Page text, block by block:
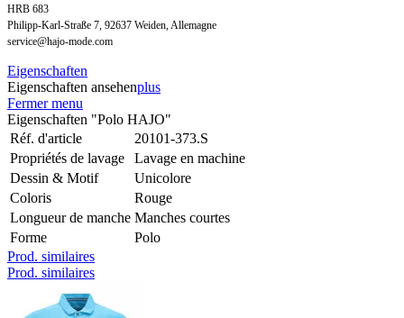
HRB 683
Philipp-Karl-Straße 7, 92637 Weiden, Allemagne
service@hajo-mode.com
Eigenschaften
Eigenschaften ansehenplus
Fermer menu
Eigenschaften "Polo HAJO"
Réf. d'article
20101-373.S
Propriétés de lavage
Lavage en machine
Dessin & Motif
Unicolore
Coloris
Rouge
Longueur de manche Manches courtes
Forme
Polo
Prod. similaires
Prod. similaires